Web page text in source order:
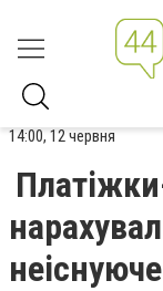
14:00, 12 червня